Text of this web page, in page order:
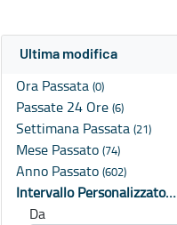
Ultima modifica
Ora Passata (0)
Passate 24 Ore (6)
Settimana Passata (21)
Mese Passato (74)
Anno Passato (602)
Intervallo Personalizzato…
Da